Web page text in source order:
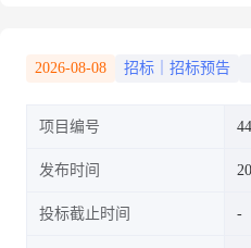
2026-08-08 招标｜招标预告
项目编号
发布时间
投标截止时间